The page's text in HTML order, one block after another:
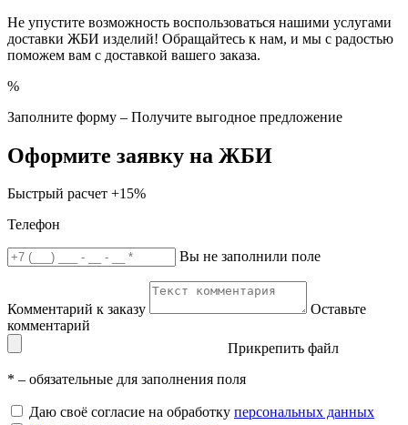
Не упустите возможность воспользоваться нашими услугами
доставки ЖБИ изделий! Обращайтесь к нам, и мы с радостью
поможем вам с доставкой вашего заказа.
%
Заполните форму – Получите выгодное предложение
Оформите заявку на ЖБИ
Быстрый расчет +15%
Телефон
Вы не заполнили поле
Комментарий к заказу
Оставьте
комментарий
Прикрепить файл
* – обязательные для заполнения поля
Даю своё согласие на обработку персональных данных